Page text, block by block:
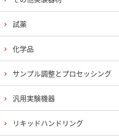
試薬
化学品
サンプル調整とプロセッシング
汎用実験機器
リキッドハンドリング